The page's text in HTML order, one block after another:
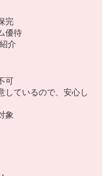
完
優待
介
可
しているので、安心し
象